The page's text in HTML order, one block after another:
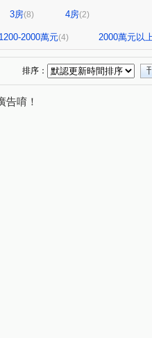
3房(8) 4房(2)
1200-2000萬元(4) 2000萬元以
排序：
告唷！